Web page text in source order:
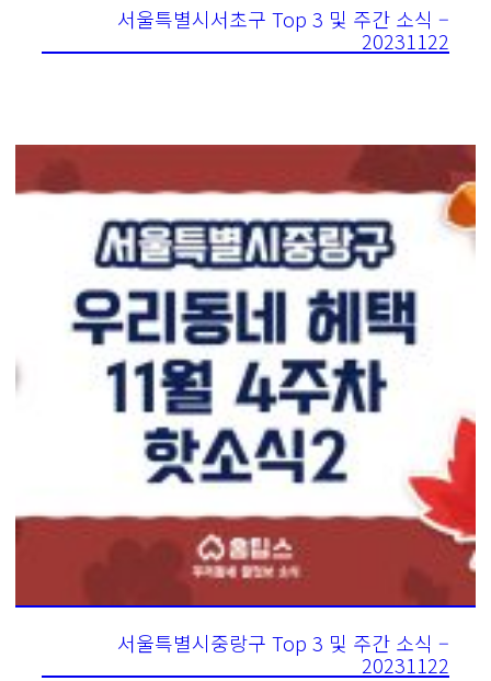
서울특별시서초구 Top 3 및 주간 소식 –
20231122
서울특별시중랑구 Top 3 및 주간 소식 –
20231122